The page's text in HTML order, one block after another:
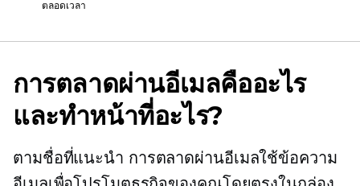
ตลอดเวลา
การตลาดผ่านอีเมลคืออะไร
และทำหน้าที่อะไร?
ตามชื่อที่แนะนำ การตลาดผ่านอีเมลใช้ข้อความ